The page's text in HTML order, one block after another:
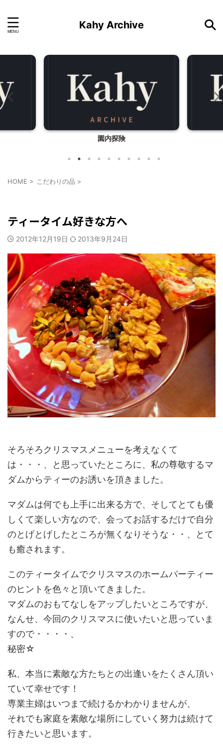
Kahy Archive
園内探険
HOME > こだわりの品 >
ティータイム好きな方へ
2012年12月19日 2013年9月24日
そろそろクリスマスメニューを考えなくて
は・・・、と思っていたところに、私の尊敬するマ
ダムからティーのお誘いを頂きました。
マダムは何でも上手に出来る方で、そしてとても優
しくて楽しい方なので、会ってお話するだけで自分
のとげとげしたところが無くなりそうな・・、とて
も癒されます。
このティータイムでクリスマスのホームパーティー
のヒントを色々と頂いてきました。
マダムのおもてなしをアップしたいところですが、
なんせ、今回のクリスマスに使いたいと思っていま
すので・・・・、
秘密☆
私、本当に素敵な方たちとの出逢いをたくさん頂い
ていて幸せです！
専業主婦はいつまで続けるかわかりませんが、
それでも家庭を素敵な場所にしていく努力は続けて
行きたいと思います。